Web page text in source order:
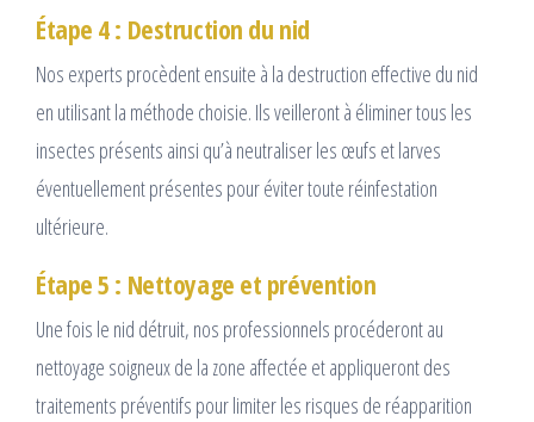
Étape 4 : Destruction du nid
Nos experts procèdent ensuite à la destruction effective du nid
en utilisant la méthode choisie. Ils veilleront à éliminer tous les
insectes présents ainsi qu’à neutraliser les œufs et larves
éventuellement présentes pour éviter toute réinfestation
ultérieure.
Étape 5 : Nettoyage et prévention
Une fois le nid détruit, nos professionnels procéderont au
nettoyage soigneux de la zone affectée et appliqueront des
traitements préventifs pour limiter les risques de réapparition